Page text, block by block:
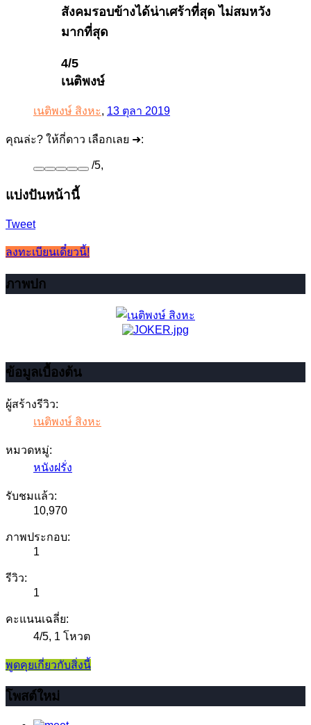
สังคมรอบข้างได้น่าเศร้าที่สุด ไม่สมหวัง
มากที่สุด
4/5
เนติพงษ์
เนติพงษ์ สิงหะ, 13 ตุลา 2019
คุณล่ะ? ให้กี่ดาว เลือกเลย ➜:
/5,
แบ่งปันหน้านี้
Tweet
ลงทะเบียนเดี๋ยวนี้!
ภาพปก
ข้อมูลเบื้องต้น
ผู้สร้างรีวิว:
เนติพงษ์ สิงหะ
หมวดหมู่:
หนังฝรั่ง
รับชมแล้ว:
10,970
ภาพประกอบ:
1
รีวิว:
1
คะแนนเฉลี่ย:
4/5, 1 โหวต
พูดคุยเกี่ยวกับสิ่งนี้
โพสต์ใหม่